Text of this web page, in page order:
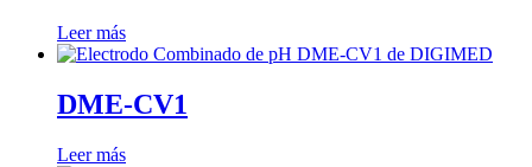
Leer más
DME-CV1
Leer más